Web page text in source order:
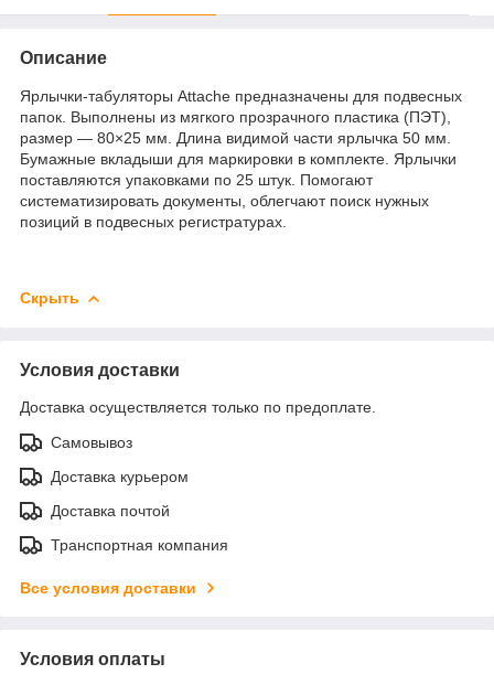
Описание
Ярлычки-табуляторы Attache предназначены для подвесных
папок. Выполнены из мягкого прозрачного пластика (ПЭТ),
размер — 80×25 мм. Длина видимой части ярлычка 50 мм.
Бумажные вкладыши для маркировки в комплекте. Ярлычки
поставляются упаковками по 25 штук. Помогают
систематизировать документы, облегчают поиск нужных
позиций в подвесных регистратурах.
Скрыть
Условия доставки
Доставка осуществляется только по предоплате.
Самовывоз
Доставка курьером
Доставка почтой
Транспортная компания
Все условия доставки
Условия оплаты